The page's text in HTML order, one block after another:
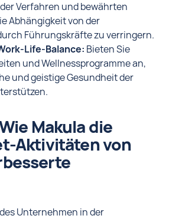
Verfahren und bewährten
Abhängigkeit von der
Führungskräfte zu verringern.
Life-Balance: Bieten Sie
und Wellnessprogramme an,
und geistige Gesundheit der
Makula die
Aktivitäten von
Unternehmen in der